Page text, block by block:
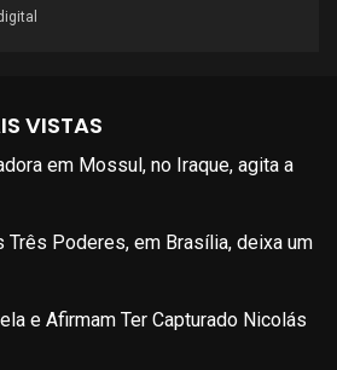
VISTAS
em Mossul, no Iraque, agita a
Três Poderes, em Brasília, deixa um
e Afirmam Ter Capturado Nicolás